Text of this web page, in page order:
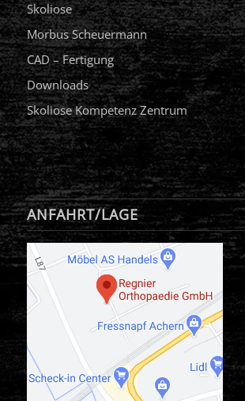
Skoliose
Morbus Scheuermann
CAD – Fertigung
Downloads
Skoliose Kompetenz Zentrum
ANFAHRT/LAGE